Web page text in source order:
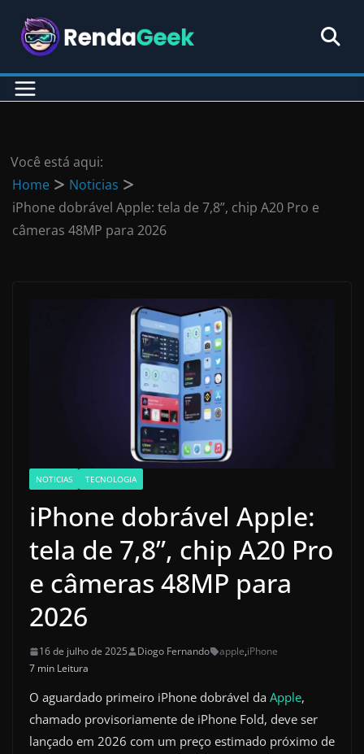
para
conteúdo
Você está aqui:
Home
Noticias
iPhone dobrável Apple: tela de 7,8”, chip A20 Pro e
câmeras 48MP para 2026
NOTICIAS TECNOLOGIA
iPhone dobrável Apple:
tela de 7,8”, chip A20 Pro
e câmeras 48MP para
2026
16 de julho de 2025 Diogo Fernando apple,iPhone
7 min Leitura
O aguardado primeiro iPhone dobrável da Apple,
chamado provisoriamente de iPhone Fold, deve ser
lançado em 2026 com um preço estimado próximo de